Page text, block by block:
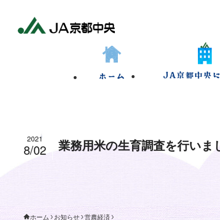
業務用米の生育調査を行いま
2021
8/02
ホーム お知らせ 営農経済